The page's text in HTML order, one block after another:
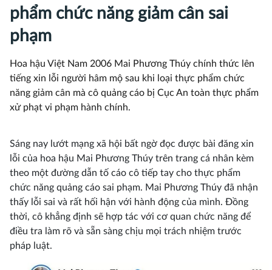
phẩm chức năng giảm cân sai
phạm
Hoa hậu Việt Nam 2006 Mai Phương Thúy chính thức lên
tiếng xin lỗi người hâm mộ sau khi loại thực phẩm chức
năng giảm cân mà cô quảng cáo bị Cục An toàn thực phẩm
xử phạt vi phạm hành chính.
Sáng nay lướt mạng xã hội bất ngờ đọc được bài đăng xin
lỗi của hoa hậu Mai Phương Thúy trên trang cá nhân kèm
theo một đường dẫn tố cáo cô tiếp tay cho thực phẩm
chức năng quảng cáo sai phạm. Mai Phương Thúy đã nhận
thấy lỗi sai và rất hối hận với hành động của mình. Đồng
thời, cô khẳng định sẽ hợp tác với cơ quan chức năng để
điều tra làm rõ và sẵn sàng chịu mọi trách nhiệm trước
pháp luật.